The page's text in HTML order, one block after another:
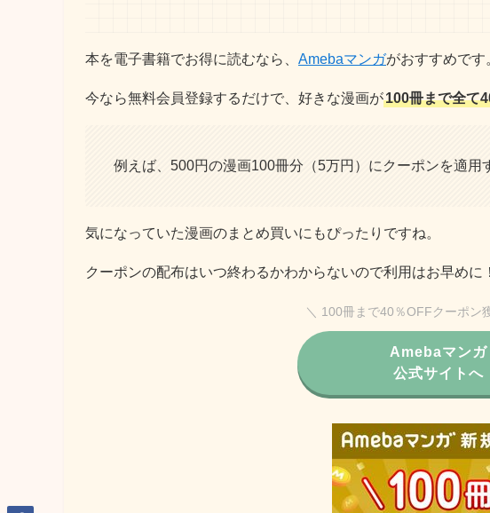
本を電子書籍でお得に読むなら、 Amebaマンガがおすすめです
今なら無料会員登録するだけで、好きな漫画が100冊まで全て
例えば、500円の漫画100冊分（5万円）にクーポンを適用
気になっていた漫画のまとめ買いにもぴったりですね。
クーポンの配布はいつ終わるかわからないので利用はお早めに！
＼ 100冊まで40％OFFクーポン
Amebaマンガ
公式サイトへ